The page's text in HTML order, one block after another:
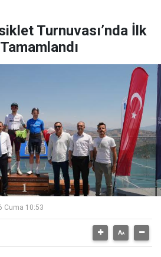
Turnuvası’nda İlk
Cuma 10:53